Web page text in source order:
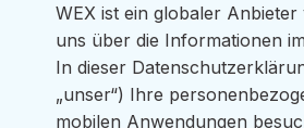
WEX ist ein globaler
uns über die Informationen
In dieser
„unser“) Ihre
mobilen Anwendungen